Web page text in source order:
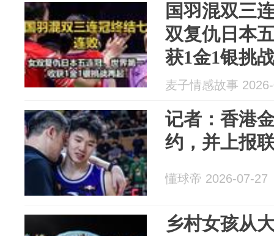
国羽混双三
双复仇日本
获1金1银挑
麦子情感故事
记者：香港
约，并上报
懂球帝 2026-07-27
乡村女孩从